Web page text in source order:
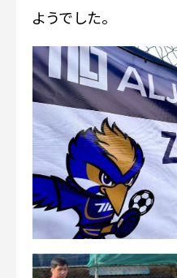
ようでした。